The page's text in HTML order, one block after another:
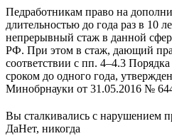
Педработникам право на
длительностью до года раз в 10
непрерывный стаж в данной
РФ. При этом в стаж, дающий
соответствии с пп. 4–4.3
сроком до одного года,
Минобрнауки от 31.05.2016 №
Вы сталкивались с нарушением
ДаНет, никогда